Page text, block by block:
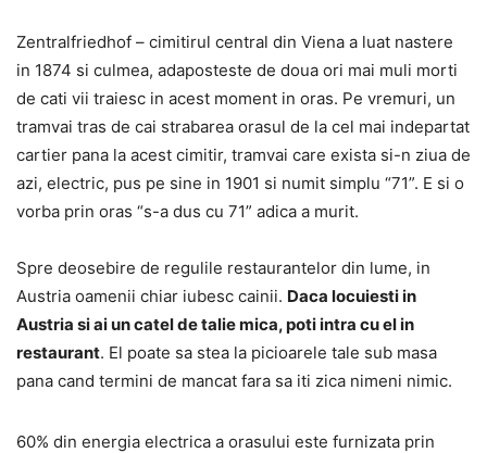
Zentralfriedhof – cimitirul central din Viena a luat nastere
in 1874 si culmea, adaposteste de doua ori mai muli morti
de cati vii traiesc in acest moment in oras. Pe vremuri, un
tramvai tras de cai strabarea orasul de la cel mai indepartat
cartier pana la acest cimitir, tramvai care exista si-n ziua de
azi, electric, pus pe sine in 1901 si numit simplu “71”. E si o
vorba prin oras “s-a dus cu 71” adica a murit.
Spre deosebire de regulile restaurantelor din lume, in
Austria oamenii chiar iubesc cainii. Daca locuiesti in
Austria si ai un catel de talie mica, poti intra cu el in
restaurant. El poate sa stea la picioarele tale sub masa
pana cand termini de mancat fara sa iti zica nimeni nimic.
60% din energia electrica a orasului este furnizata prin